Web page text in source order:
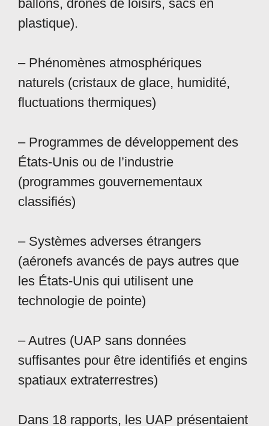
ballons, drones de loisirs, sacs en
plastique).
– Phénomènes atmosphériques
naturels (cristaux de glace, humidité,
fluctuations thermiques)
– Programmes de développement des
États-Unis ou de l’industrie
(programmes gouvernementaux
classifiés)
– Systèmes adverses étrangers
(aéronefs avancés de pays autres que
les États-Unis qui utilisent une
technologie de pointe)
– Autres (UAP sans données
suffisantes pour être identifiés et engins
spatiaux extraterrestres)
Dans 18 rapports, les UAP présentaient